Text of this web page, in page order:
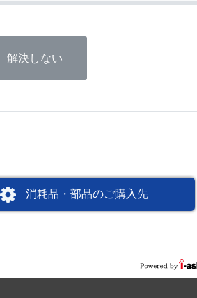
解決しない
消耗品・部品のご購入先